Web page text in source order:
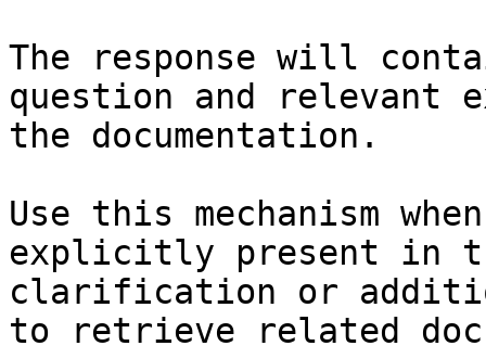
The response will
question and relevant
the documentation.
Use this mechanism
explicitly present in
clarification or